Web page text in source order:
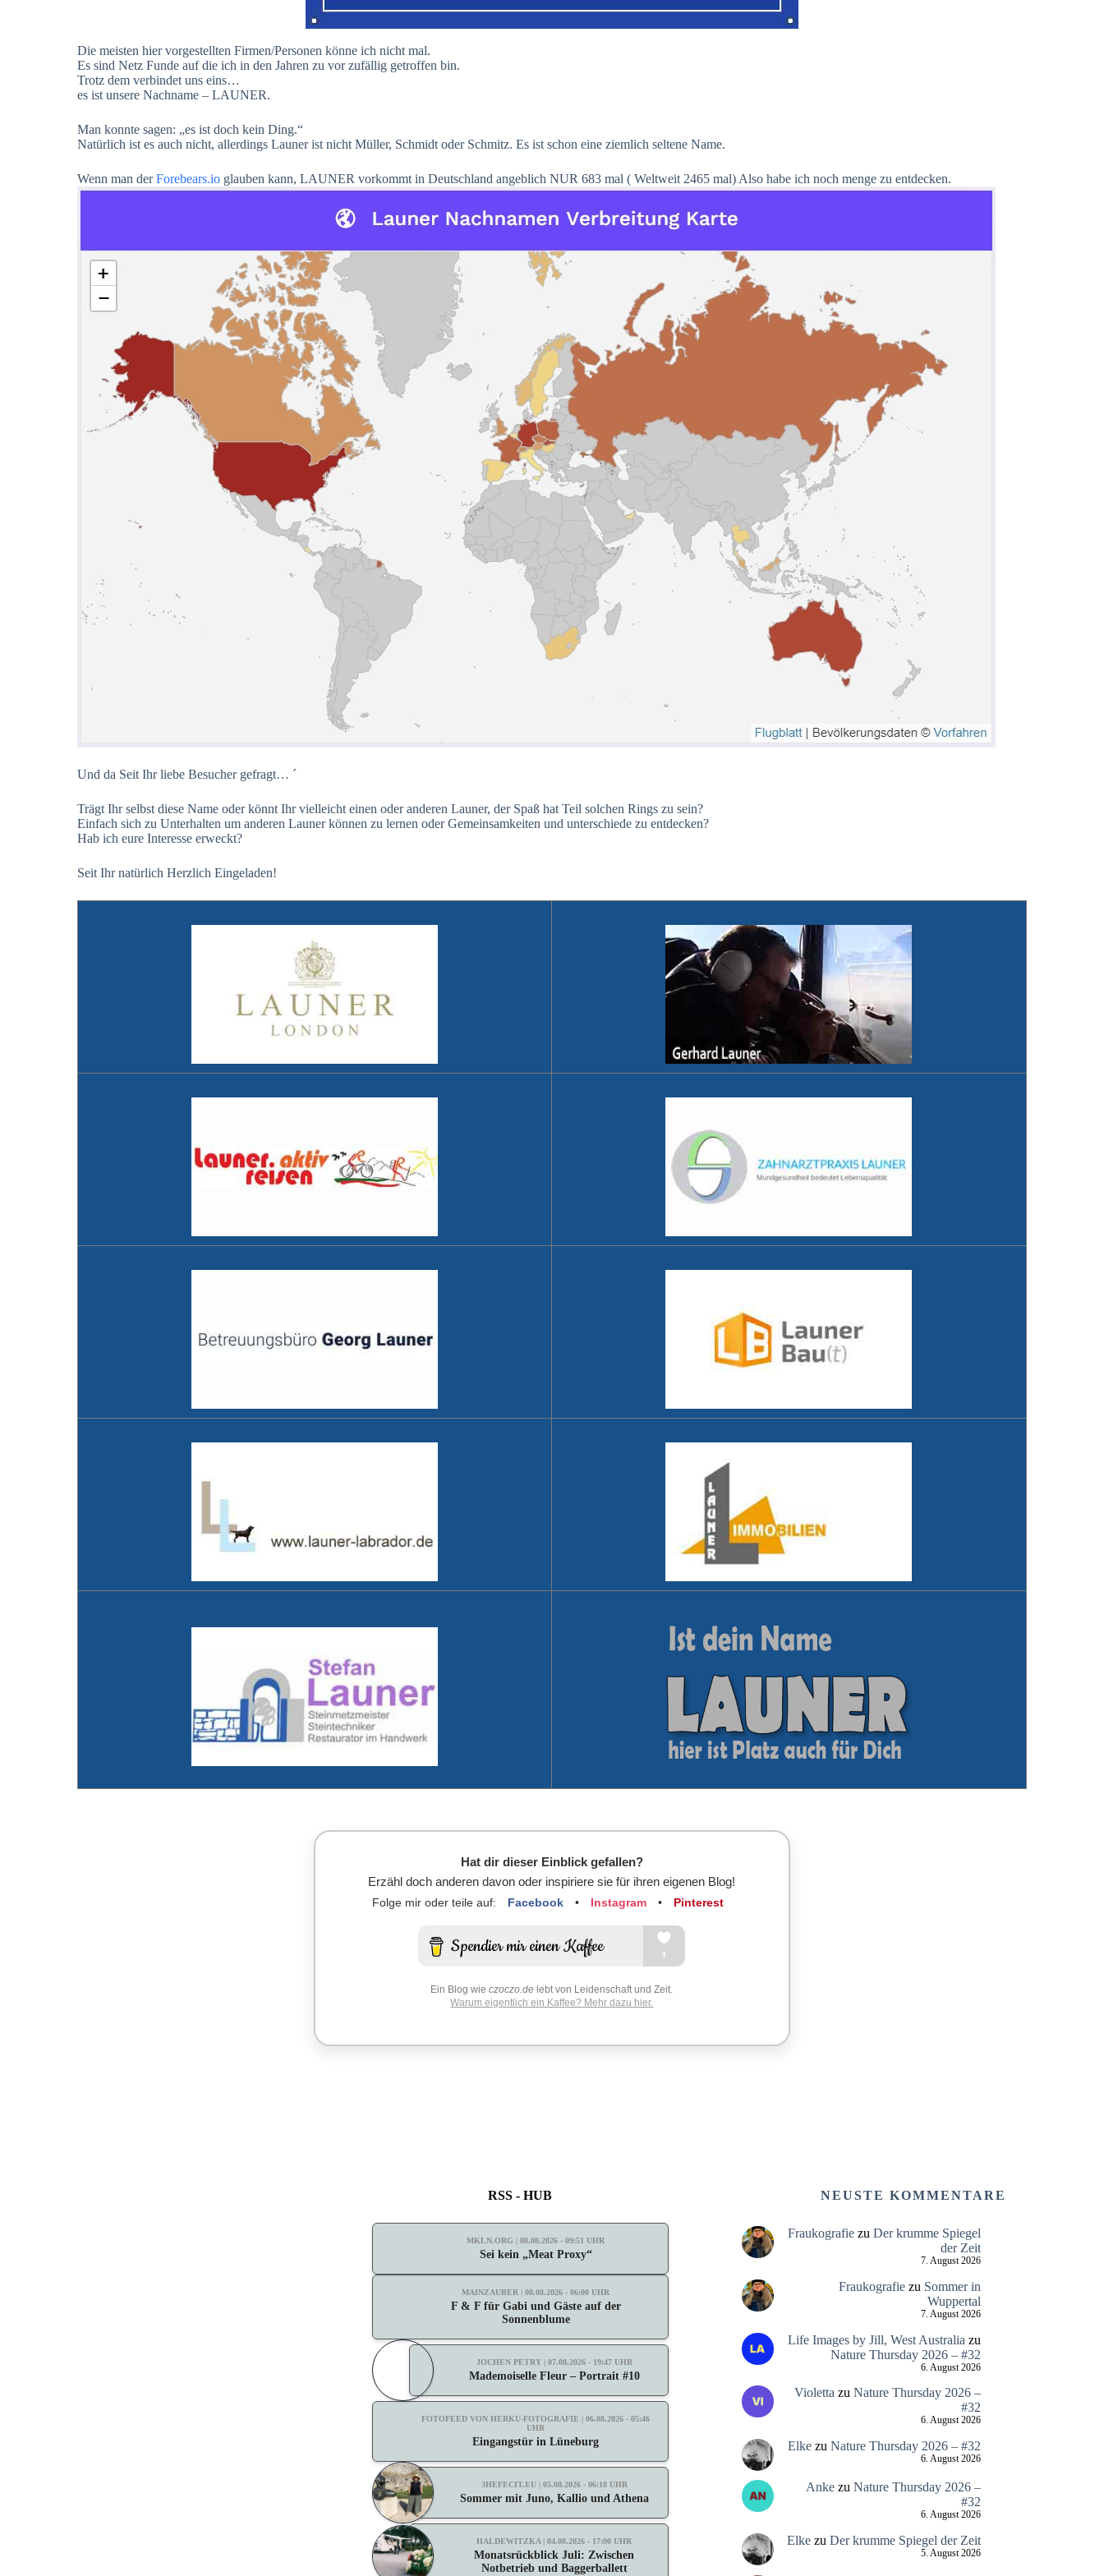
Die meisten hier vorgestellten Firmen/Personen könne ich nicht mal.
Es sind Netz Funde auf die ich in den Jahren zu vor zufällig getroffen bin.
Trotz dem verbindet uns eins…
es ist unsere Nachname – LAUNER.
Man konnte sagen: „es ist doch kein Ding.“
Natürlich ist es auch nicht, allerdings Launer ist nicht Müller, Schmidt oder Schmitz. Es ist schon eine ziemlich seltene Name.
Wenn man derForebears.ioglauben kann, LAUNER vorkommt in Deutschland angeblich NUR 683 mal ( Weltweit 2465 mal) Also habe ich noch menge zu entdecken.
Und da Seit Ihr liebe Besucher gefragt… ´
Trägt Ihr selbst diese Name oder könnt Ihr vielleicht einen oder anderen Launer, der Spaß hat Teil solchen Rings zu sein?
Einfach sich zu Unterhalten um anderen Launer können zu lernen oder Gemeinsamkeiten und unterschiede zu entdecken?
Hab ich eure Interesse erweckt?
Seit Ihr natürlich Herzlich Eingeladen!
Hat dir dieser Einblick gefallen?
Erzähl doch anderen davon oder inspiriere sie für ihren eigenen Blog!
Folge mir oder teile auf: Facebook • Instagram • Pinterest
Ein Blog wieczoczo.de lebt von Leidenschaft und Zeit.
Warum eigentlich ein Kaffee? Mehr dazu hier.
RSS - HUB
MKLN.ORG | 08.08.2026 - 09:51 UHR
Sei kein „Meat Proxy“
MAINZAUBER | 08.08.2026 - 06:00 UHR
F & F für Gabi und Gäste auf der
Sonnenblume
JOCHEN PETRY | 07.08.2026 - 19:47 UHR
Mademoiselle Fleur – Portrait #10
FOTOFEED VON HERKU-FOTOGRAFIE | 06.08.2026 - 05:46
UHR
Eingangstür in Lüneburg
3HEFECIT.EU | 05.08.2026 - 06:18 UHR
Sommer mit Juno, Kallio und Athena
HALDEWITZKA | 04.08.2026 - 17:00 UHR
Monatsrückblick Juli: Zwischen
Notbetrieb und Baggerballett
NEUSTE KOMMENTARE
Fraukografiezu Der krumme Spiegel
der Zeit
7. August 2026
Fraukografiezu Sommer in
Wuppertal
7. August 2026
Life Images by Jill, West Australia zu
Nature Thursday 2026 – #32
6. August 2026
Violetta zu Nature Thursday 2026 –
#32
6. August 2026
Elkezu Nature Thursday 2026 – #32
6. August 2026
Ankezu Nature Thursday 2026 –
#32
6. August 2026
Elkezu Der krumme Spiegel der Zeit
5. August 2026